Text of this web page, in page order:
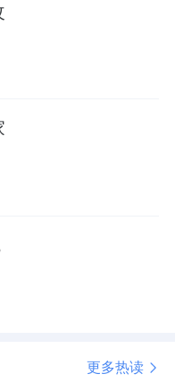
、擦鞋机于一体
归家创造的专属
童需求、以多样
日常痛点的真实
服务“金府九礼”
服务的“最后一
更多热读